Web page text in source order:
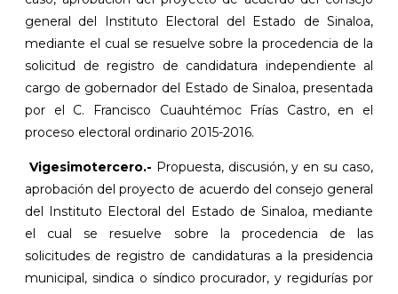
general del Instituto Electoral del Estado de Sinaloa,
mediante el cual se resuelve sobre la procedencia de la
solicitud de registro de candidatura independiente al
cargo de gobernador del Estado de Sinaloa, presentada
por el C. Francisco Cuauhtémoc Frías Castro, en el
proceso electoral ordinario 2015-2016.
Vigesimotercero.- Propuesta, discusión, y en su caso,
aprobación del proyecto de acuerdo del consejo general
del Instituto Electoral del Estado de Sinaloa, mediante
el cual se resuelve sobre la procedencia de las
solicitudes de registro de candidaturas a la presidencia
municipal, sindica o síndico procurador, y regidurías por